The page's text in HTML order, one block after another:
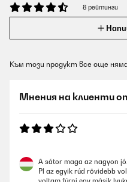
8 рейтинги
Към този продукт все още
Мнения на клиенти
A sátor maga az nagyon
Pl az egyik rúd rövidebb